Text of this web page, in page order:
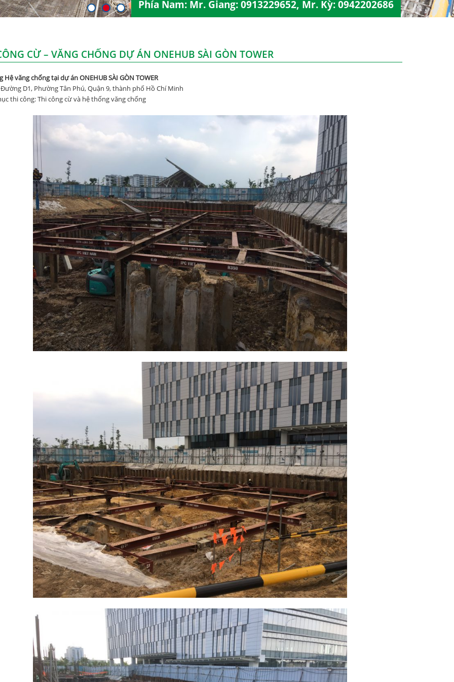
Phía Nam: Mr. Giang:0913229652, Mr. Kỳ:0942202686
CỪ – VĂNG CHỐNG DỰ ÁN ONEHUB SÀI GÒN TOWER
Hệ văng chống tại dự án ONEHUB SÀI GÒN TOWER
D1, Phường Tân Phú, Quận 9, thành phố Hồ Chí Minh
thi công: Thi công cừ và hệ thống văng chống